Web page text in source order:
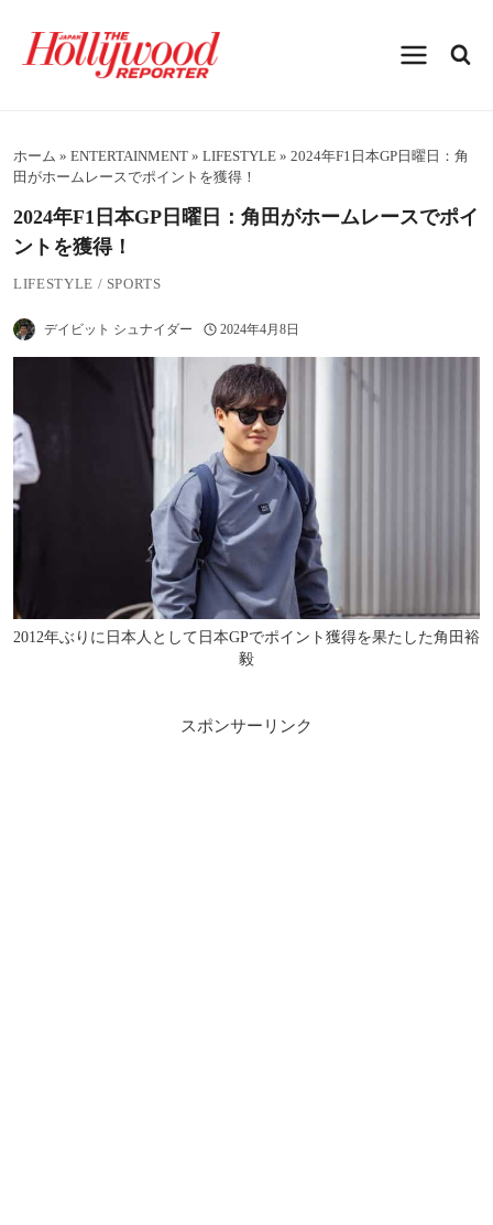
プホーム » ENTERTAINMENT » LIFESTYLE » 2024年F1日本GP日曜日：角
田がホームレースでポイントを獲得！
2024年F1日本GP日曜日：角田がホームレースでポイ
ントを獲得！
LIFESTYLE / SPORTS
デイビット シュナイダー 2024年4月8日
2012年ぶりに日本人として日本GPでポイント獲得を果たした角田裕
毅
スポンサーリンク